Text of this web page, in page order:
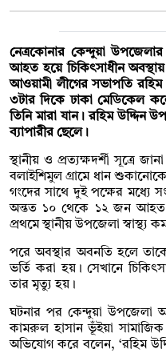
নেত্রকোনার কেন্দুয়া
আহত হয়ে চিকিৎসাধীন অবস্থায়
আওয়ামী লীগের সভাপতি
৩টার দিকে ঢাকা মেডিকেল
তিনি মারা যান। রহিম উদ্দিন
ব্যাপারীর ছেলে।
স্থানীয় ও প্রত্যক্ষদর্শী সূত্রে
বলাইশিমুল গ্রামে ধান
গংদের সাথে দুই পক্ষের মধ্যে
অন্তত ১০ থেকে ১২ জন
প্রথমে স্থানীয় উপজেলা স্বাস্থ্য
পরে অবস্থার অবনতি হলে
ভর্তি করা হয়। সেখানে
তার মৃত্যু হয়।
ঘটনার পর কেন্দুয়া উপজেলা
কামরুল হাসান ভূঁইয়া
অভিযোগ করে বলেন, ‘রহিম